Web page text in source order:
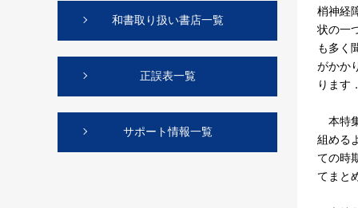
梢神経
状の一
も多く
がかか
ります．
本特
組める
ての時
てまと
和書取り扱い書店一覧
正誤表一覧
サポート情報一覧